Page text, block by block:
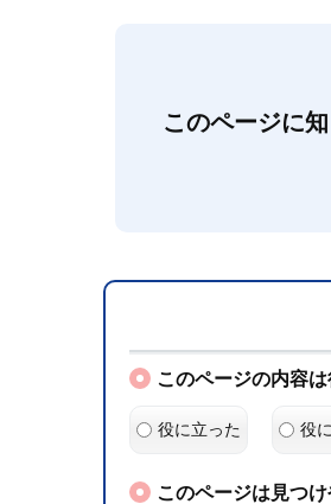
このページに
このページの内容
役に立った 役
このページは見つ